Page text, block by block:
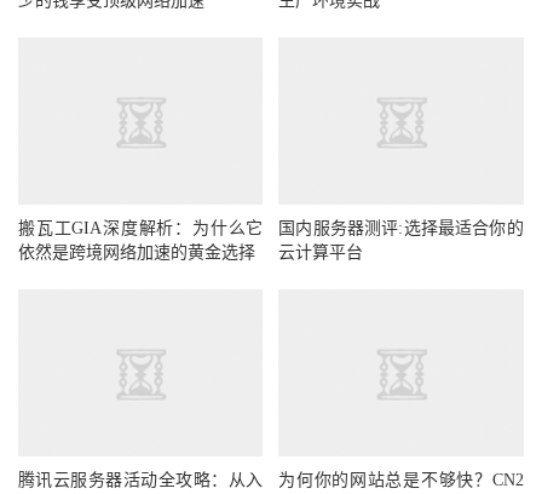
搬瓦工GIA深度解析：为什么它
依然是跨境网络加速的黄金选择
国内服务器测评:选择最适合你的
云计算平台
腾讯云服务器活动全攻略：从入
为何你的网站总是不够快？CN2